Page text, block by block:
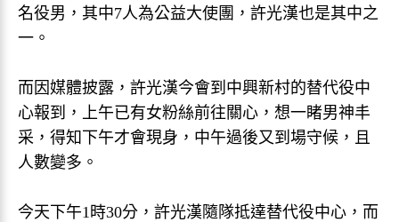
名役男，其中7人為公益大使團，許光漢也是其中之
一。
而因媒體披露，許光漢今會到中興新村的替代役中
心報到，上午已有女粉絲前往關心，想一睹男神丰
采，得知下午才會現身，中午過後又到場守候，且
人數變多。
今天下午1時30分，許光漢隨隊抵達替代役中心，而